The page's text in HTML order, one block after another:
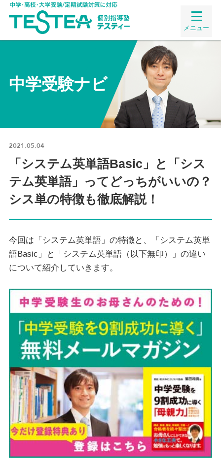
メニュー
中学受験ナビ
2021.05.04
「システム英単語Basic」と「シス
テム英単語」ってどっちがいいの？
シス単の特徴も徹底解説！
今回は「システム英単語」の特徴と、「システム英単
語Basic」と「システム英単語（以下無印）」の違い
について紹介していきます。